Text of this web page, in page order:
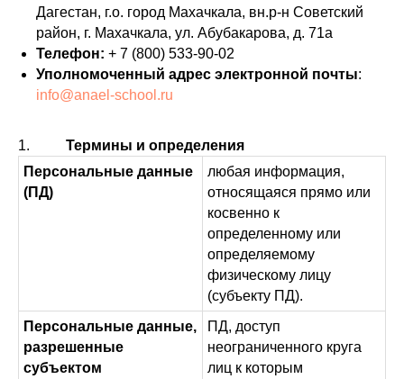
Дагестан, г.о. город Махачкала, вн.р-н Советский
район, г. Махачкала, ул. Абубакарова, д. 71а
Телефон: + 7 (800) 533-90-02
Уполномоченный адрес электронной почты:
info@anael-school.ru
1. Термины и определения
Персональные данные
(ПД)
любая информация,
относящаяся прямо или
косвенно к
определенному или
определяемому
физическому лицу
(субъекту ПД).
Персональные данные,
разрешенные
субъектом
ПД, доступ
неограниченного круга
лиц к которым